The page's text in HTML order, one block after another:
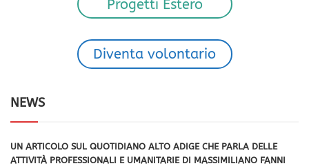
Progetti Estero
Diventa volontario
NEWS
UN ARTICOLO SUL QUOTIDIANO ALTO ADIGE CHE PARLA DELLE
ATTIVITÀ PROFESSIONALI E UMANITARIE DI MASSIMILIANO FANNI